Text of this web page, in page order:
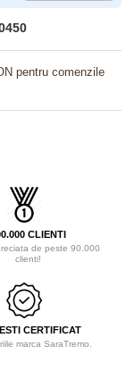
pentru comenzile
CLIENTI
de peste 90.000
clienti!
CERTIFICAT
marca SaraTremo.